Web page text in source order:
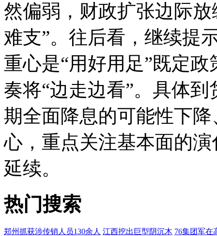
然偏弱，财政扩张边际
难支”。往后看，继续提
重心是“用好用足”既定
奏将“边走边看”。具体
期全面降息的可能性下
心，重点关注基本面的
延续。
热门搜索
郑州抓获涉传销人员130余人 江西挖出巨型阴沉木 76集团军在